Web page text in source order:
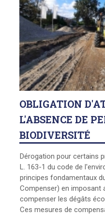
OBLIGATION
L'ABSENCE DE
BIODIVERSITÉ
Dérogation pour certains
L. 163-1 du code de
principes fondamentaux
Compenser) en imposant
compenser les dégâts
Ces mesures de